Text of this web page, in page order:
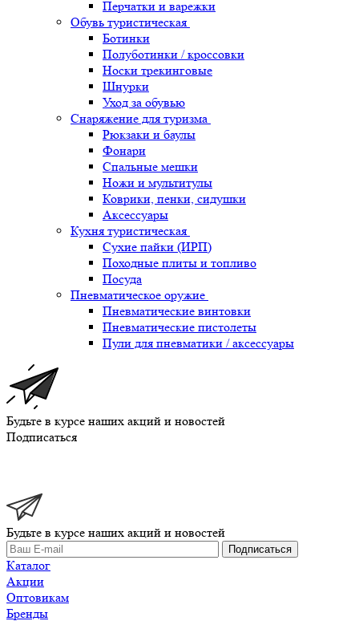
Перчатки и варежки
Обувь туристическая
Ботинки
Полуботинки / кроссовки
Носки трекинговые
Шнурки
Уход за обувью
Снаряжение для туризма
Рюкзаки и баулы
Фонари
Спальные мешки
Ножи и мультитулы
Коврики, пенки, сидушки
Аксессуары
Кухня туристическая
Сухие пайки (ИРП)
Походные плиты и топливо
Посуда
Пневматическое оружие
Пневматические винтовки
Пневматические пистолеты
Пули для пневматики / аксессуары
Будьте в курсе наших акций и новостей
Подписаться
Будьте в курсе наших акций и новостей
Подписаться
Каталог
Акции
Оптовикам
Бренды